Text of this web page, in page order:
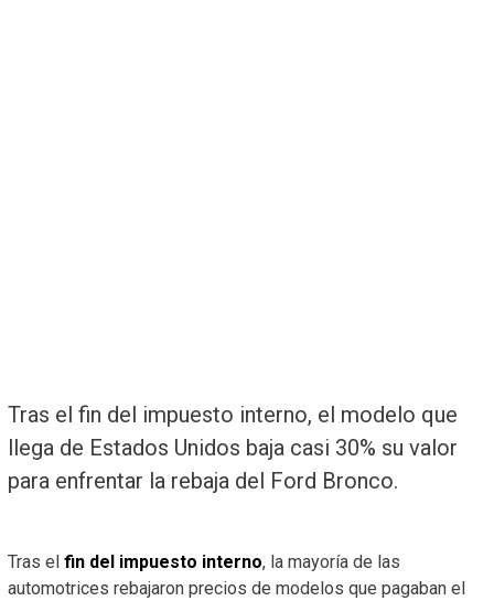
Tras el fin del impuesto interno, el modelo que
llega de Estados Unidos baja casi 30% su valor
para enfrentar la rebaja del Ford Bronco.
Tras el fin del impuesto interno, la mayoría de las
automotrices rebajaron precios de modelos que pagaban el